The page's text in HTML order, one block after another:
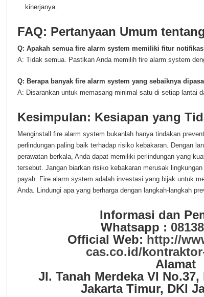
kinerjanya.
FAQ: Pertanyaan Umum
Q: Apakah semua fire alarm system memiliki fitur
A: Tidak semua. Pastikan Anda memilih fire alarm system
Q: Berapa banyak fire alarm system yang sebaiknya
A: Disarankan untuk memasang minimal satu di setiap lantai
Kesimpulan: Kesiapan yang
Menginstall fire alarm system bukanlah hanya tindakan
perlindungan paling baik terhadap risiko kebakaran. Dengan
perawatan berkala, Anda dapat memiliki perlindungan yang
tersebut. Jangan biarkan risiko kebakaran merusak
payah. Fire alarm system adalah investasi yang bijak untuk
Anda. Lindungi apa yang berharga dengan langkah-langkah
Informasi dan
Whatsapp :
Official Web: http://
cas.co.id/
Alamat
Jl. Tanah Merdeka VI
Jakarta Timur, DKI